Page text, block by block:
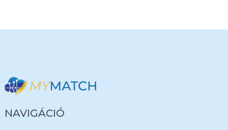
NAVIGÁCIÓ